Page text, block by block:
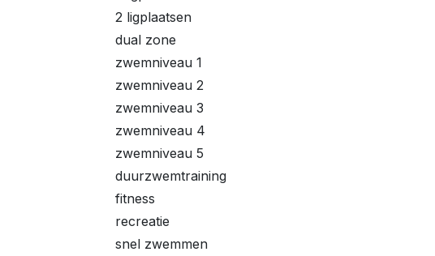
2 ligplaatsen
dual zone
zwemniveau 1
zwemniveau 2
zwemniveau 3
zwemniveau 4
zwemniveau 5
duurzwemtraining
fitness
recreatie
snel zwemmen